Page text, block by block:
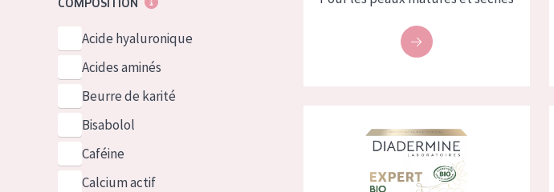
COMPOSITION
Acide hyaluronique
Acides aminés
Beurre de karité
Bisabolol
Caféine
Calcium actif